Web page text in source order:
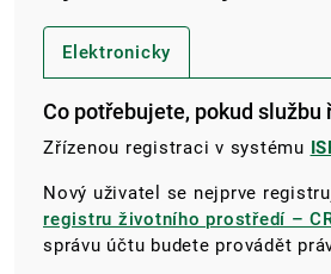
Elektronicky
Co potřebujete, pokud službu
Zřízenou registraci v systému
Nový uživatel se nejprve
registru životního prostředí –
správu účtu budete provádět